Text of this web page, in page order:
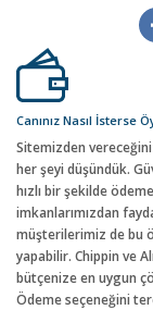
Canınız Nasıl İsterse
Sitemizden
her şeyi düşündük.
hızlı bir şekilde
imkanlarımızdan
müşterilerimiz de bu
yapabilir. Chippin ve
bütçenize en uygun
Ödeme seçeneğini